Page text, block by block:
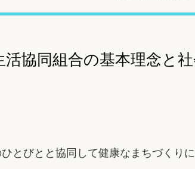
協同組合の基本理念と社
とびとと協同して健康なまちづくり